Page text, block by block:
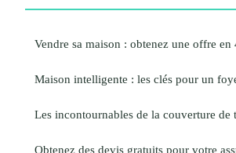
Vendre sa maison : obtenez une offre en
Maison intelligente : les clés pour un
Les incontournables de la couverture de
Obtenez des devis gratuits pour votre